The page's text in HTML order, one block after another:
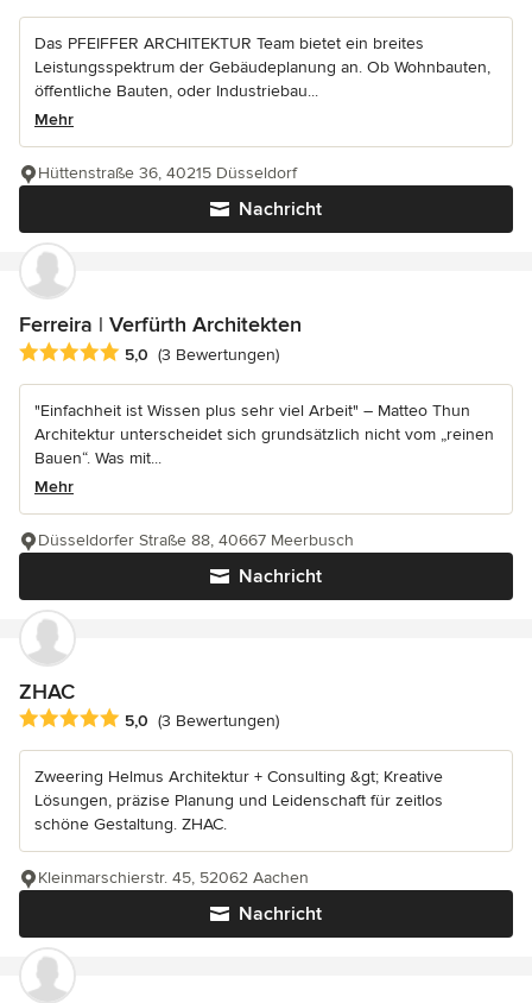
Das PFEIFFER ARCHITEKTUR Team bietet ein breites
Leistungsspektrum der Gebäudeplanung an. Ob Wohnbauten,
öffentliche Bauten, oder Industriebau...
Mehr
Nachricht
Hüttenstraße 36, 40215 Düsseldorf
Ferreira | Verfürth Architekten
Durchschnittliche Bewertung: 5 von 5 Sternen
5,0 (3 Bewertungen)
"Einfachheit ist Wissen plus sehr viel Arbeit" – Matteo Thun
Architektur unterscheidet sich grundsätzlich nicht vom „reinen
Bauen“. Was mit...
Mehr
Nachricht
Düsseldorfer Straße 88, 40667 Meerbusch
ZHAC
Durchschnittliche Bewertung: 5 von 5 Sternen
5,0 (3 Bewertungen)
Zweering Helmus Architektur + Consulting &gt; Kreative
Lösungen, präzise Planung und Leidenschaft für zeitlos
schöne Gestaltung. ZHAC.
Nachricht
Kleinmarschierstr. 45, 52062 Aachen